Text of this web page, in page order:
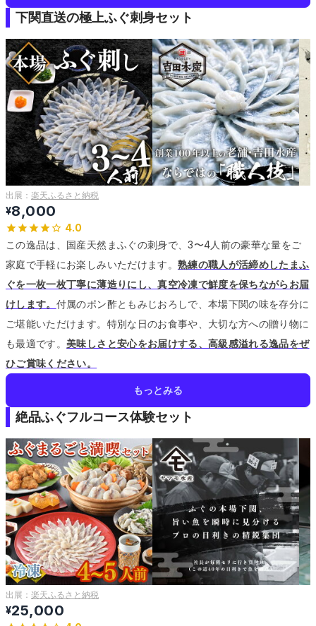
下関直送の極上ふぐ刺身セット
出展： 楽天ふるさと納税
¥8,000
4.0
この逸品は、国産天然まふぐの刺身で、3〜4人前の豪華な量をご
家庭で手軽にお楽しみいただけます。 熟練の職人が活締めしたまふ
ぐを一枚一枚丁寧に薄造りにし、真空冷凍で鮮度を保ちながらお届
けします。 付属のポン酢ともみじおろしで、本場下関の味を存分に
ご堪能いただけます。 特別な日のお食事や、大切な方への贈り物に
も最適です。美味しさと安心をお届けする、高級感溢れる逸品をぜ
ひご賞味ください。
もっとみる
絶品ふぐフルコース体験セット
出展： 楽天ふるさと納税
¥25,000